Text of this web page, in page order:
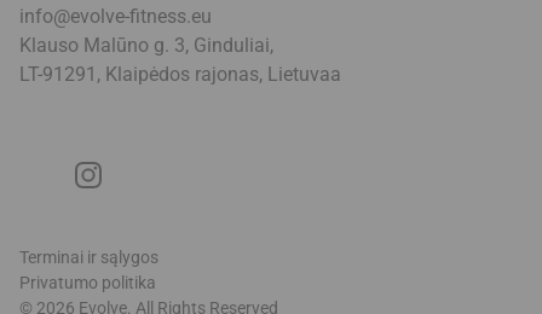
info@evolve-fitness.eu
Klauso Malūno g. 3, Ginduliai,
LT-91291, Klaipėdos rajonas, Lietuvaa
© 2026 Evolve. All Rights Reserved
Terminai ir sąlygos
Privatumo politika